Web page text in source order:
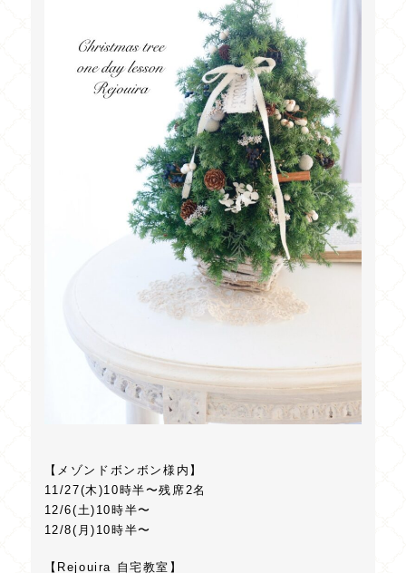
【メゾンドボンボン様内】
11/27(木)10時半〜残席2名
12/6(土)10時半〜
12/8(月)10時半〜
【Rejouira 自宅教室】